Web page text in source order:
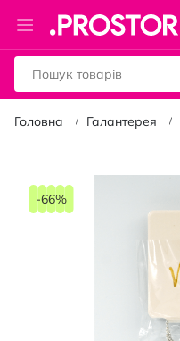
Toggle
Nav
Головна Галантерея
кінця
-66%